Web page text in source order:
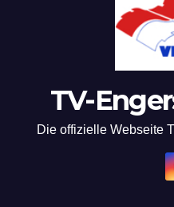
TV-
Die offizielle Webseite